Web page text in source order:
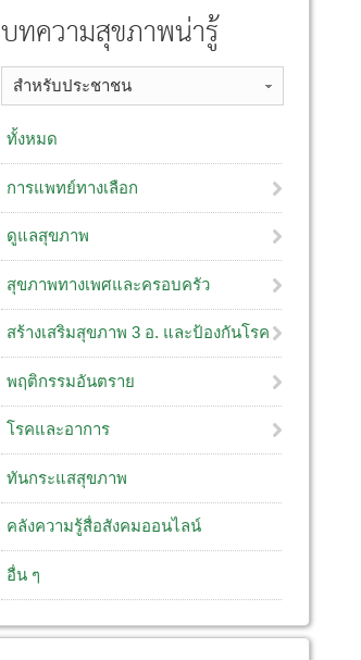
บทความสุขภาพน่ารู้
สำหรับประชาชน
ทั้งหมด
การแพทย์ทางเลือก
ดูแลสุขภาพ
สุขภาพทางเพศและครอบครัว
สร้างเสริมสุขภาพ 3 อ. ​และป้องกันโรค
พฤติกรรมอันตราย
โรคและอาการ
ทันกระแสสุขภาพ
คลังความรู้สื่อสังคมออนไลน์
อื่น ๆ